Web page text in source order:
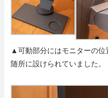
▲可動部分にはモニターの
随所に設けられていました。